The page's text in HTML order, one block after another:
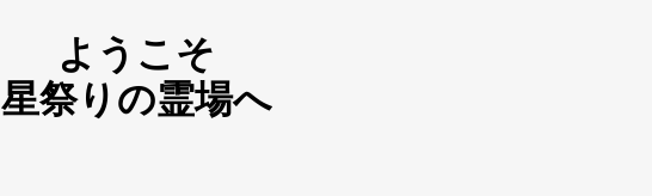
ようこそ
星祭りの霊場へ